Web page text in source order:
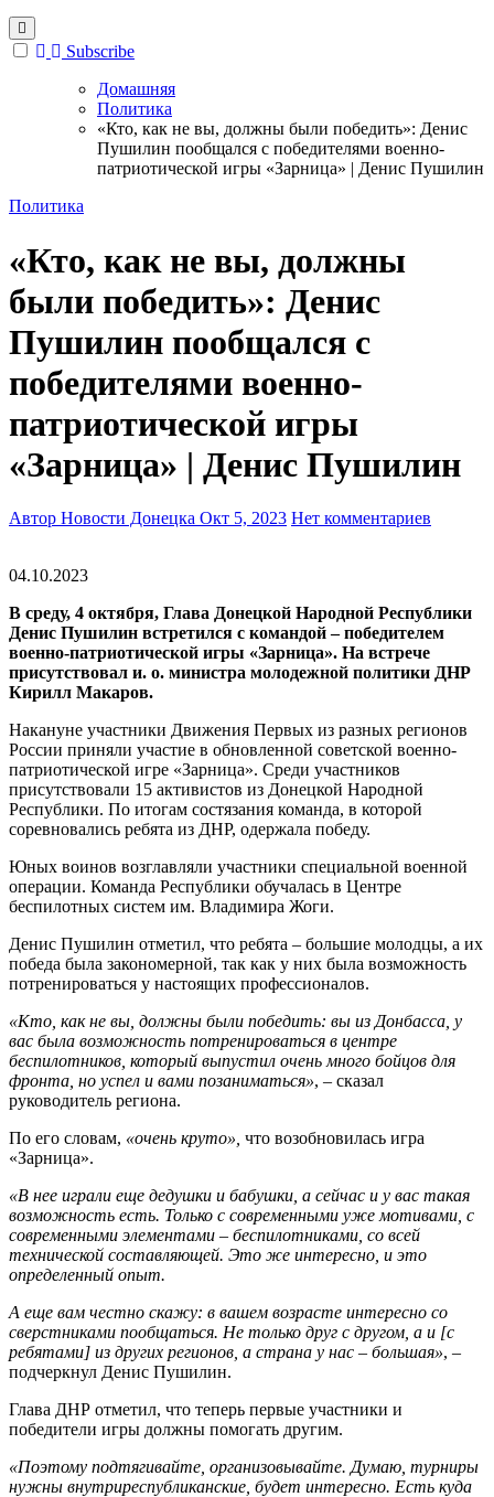
Subscribe
Домашняя
Политика
«Кто, как не вы, должны были победить»: Денис
Пушилин пообщался с победителями военно-
патриотической игры «Зарница» | Денис Пушилин
Политика
«Кто, как не вы, должны
были победить»: Денис
Пушилин пообщался с
победителями военно-
патриотической игры
«Зарница» | Денис Пушилин
Автор Новости Донецка Окт 5, 2023 Нет комментариев
04.10.2023
В среду, 4 октября, Глава Донецкой Народной Республики
Денис Пушилин встретился с командой – победителем
военно-патриотической игры «Зарница». На встрече
присутствовал и. о. министра молодежной политики ДНР
Кирилл Макаров.
Накануне участники Движения Первых из разных регионов
России приняли участие в обновленной советской военно-
патриотической игре «Зарница». Среди участников
присутствовали 15 активистов из Донецкой Народной
Республики. По итогам состязания команда, в которой
соревновались ребята из ДНР, одержала победу.
Юных воинов возглавляли участники специальной военной
операции. Команда Республики обучалась в Центре
беспилотных систем им. Владимира Жоги.
Денис Пушилин отметил, что ребята – большие молодцы, а их
победа была закономерной, так как у них была возможность
потренироваться у настоящих профессионалов.
«Кто, как не вы, должны были победить: вы из Донбасса, у
вас была возможность потренироваться в центре
беспилотников, который выпустил очень много бойцов для
фронта, но успел и вами позаниматься», – сказал
руководитель региона.
По его словам, «очень круто», что возобновилась игра
«Зарница».
«В нее играли еще дедушки и бабушки, а сейчас и у вас такая
возможность есть. Только с современными уже мотивами, с
современными элементами – беспилотниками, со всей
технической составляющей. Это же интересно, и это
определенный опыт.
А еще вам честно скажу: в вашем возрасте интересно со
сверстниками пообщаться. Не только друг с другом, а и [с
ребятами] из других регионов, а страна у нас – большая», –
подчеркнул Денис Пушилин.
Глава ДНР отметил, что теперь первые участники и
победители игры должны помогать другим.
«Поэтому подтягивайте, организовывайте. Думаю, турниры
нужны внутриреспубликанские, будет интересно. Есть куда